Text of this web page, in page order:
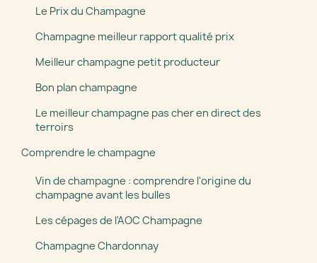
Le Prix du Champagne
Champagne meilleur rapport qualité prix
Meilleur champagne petit producteur
Bon plan champagne
Le meilleur champagne pas cher en direct des
terroirs
Comprendre le champagne
Vin de champagne : comprendre l'origine du
champagne avant les bulles
Les cépages de l'AOC Champagne
Champagne Chardonnay